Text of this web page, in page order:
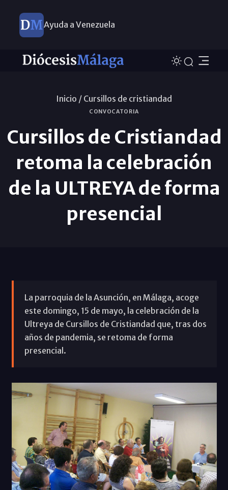
Ayuda a Venezuela
Inicio / Cursillos de cristiandad
CONVOCATORIA
Cursillos de Cristiandad
retoma la celebración
de la ULTREYA de forma
presencial
La parroquia de la Asunción, en Málaga, acoge
este domingo, 15 de mayo, la celebración de la
Ultreya de Cursillos de Cristiandad que, tras dos
años de pandemia, se retoma de forma
presencial.